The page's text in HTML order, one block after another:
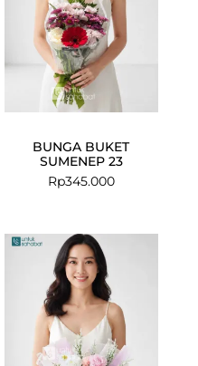
BUNGA BUKET
SUMENEP 23
Rp345.000